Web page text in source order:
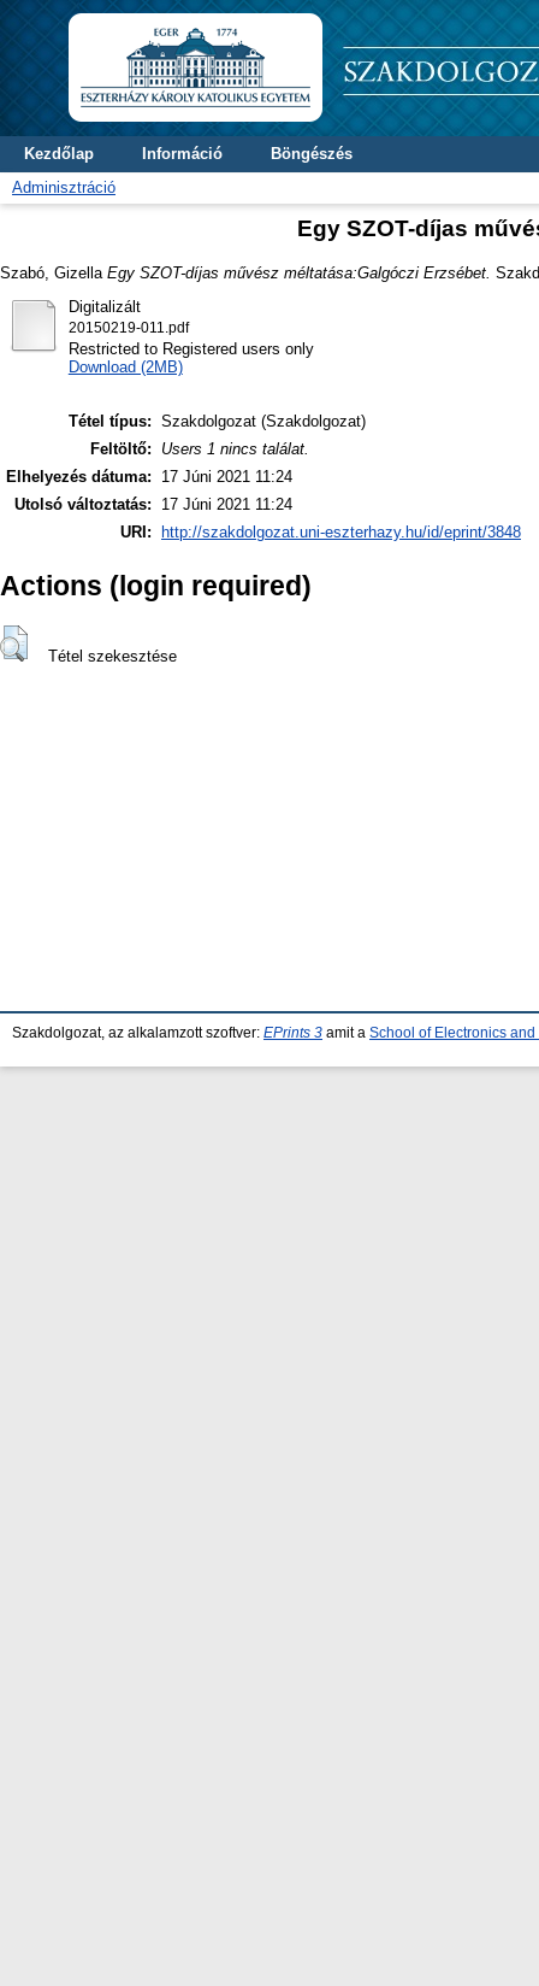
Kezdőlap Információ
Böngészés
Adminisztráció
Egy SZOT-díjas
Szabó, Gizella Egy SZOT-díjas művész méltatása:Galgóczi Erzsébet.
Digitalizált
20150219-011.pdf
Restricted to Registered users only
Download (2MB)
Tétel típus: Szakdolgozat (Szakdolgozat)
Feltöltő:
Users 1 nincs találat.
Elhelyezés dátuma:
17 Júni 2021 11:24
Utolsó változtatás:
17 Júni 2021 11:24
URI:
http://szakdolgozat.uni-eszterhazy.hu/id/eprint/3848
Actions (login required)
Tétel szekesztése
Szakdolgozat, az alkalamzott szoftver: EPrints 3 amit a School of Electronics